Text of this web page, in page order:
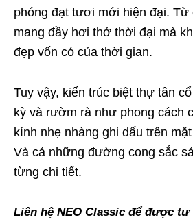
phóng đạt tươi mới hiện đại. Từ
mang đầy hơi thở thời đại mà
đẹp vốn có của thời gian.
Tuy vậy, kiến trúc biệt thự tân
kỳ và rườm rà như phong cách
kính nhẹ nhàng ghi dấu trên
Và cả những đường cong sắc
từng chi tiết.
Liên hệ NEO Classic để được tư